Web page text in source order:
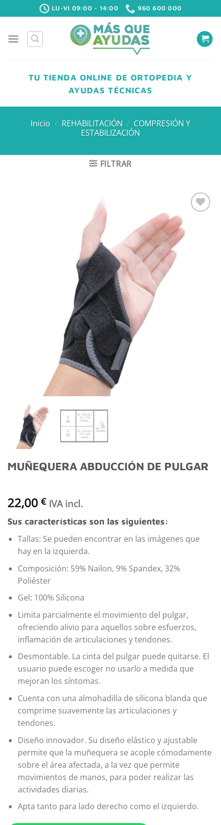
al
contenido
LU-VI 09:00 - 14:00 960 600 000
TU TIENDA ONLINE DE ORTOPEDIA Y
AYUDAS TÉCNICAS
Inicio / REHABILITACIÓN / COMPRESIÓN Y
ESTABILIZACIÓN
FILTRAR
MUÑEQUERA ABDUCCIÓN DE PULGAR
22,00 € IVA incl.
Sus características son las siguientes:
Tallas: Se pueden encontrar en las imágenes que
hay en la izquierda.
Composición: 59% Nailon, 9% Spandex, 32%
Poliéster
Gel: 100% Silicona
Limita parcialmente el movimiento del pulgar,
ofreciendo alivio para aquellos sobre esfuerzos,
inflamación de articulaciones y tendones.
Desmontable. La cinta del pulgar puede quitarse. El
usuario puede escoger no usarlo a medida que
mejoran los síntomas.
Cuenta con una almohadilla de silicona blanda que
comprime suavemente las articulaciones y
tendones.
Diseño innovador. Su diseño elástico y ajustable
permite que la muñequera se acople cómodamente
sobre el área afectada, a la vez que permite
movimientos de manos, para poder realizar las
actividades diarias.
Apta tanto para lado derecho como el izquierdo.